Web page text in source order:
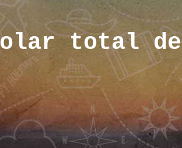
total de